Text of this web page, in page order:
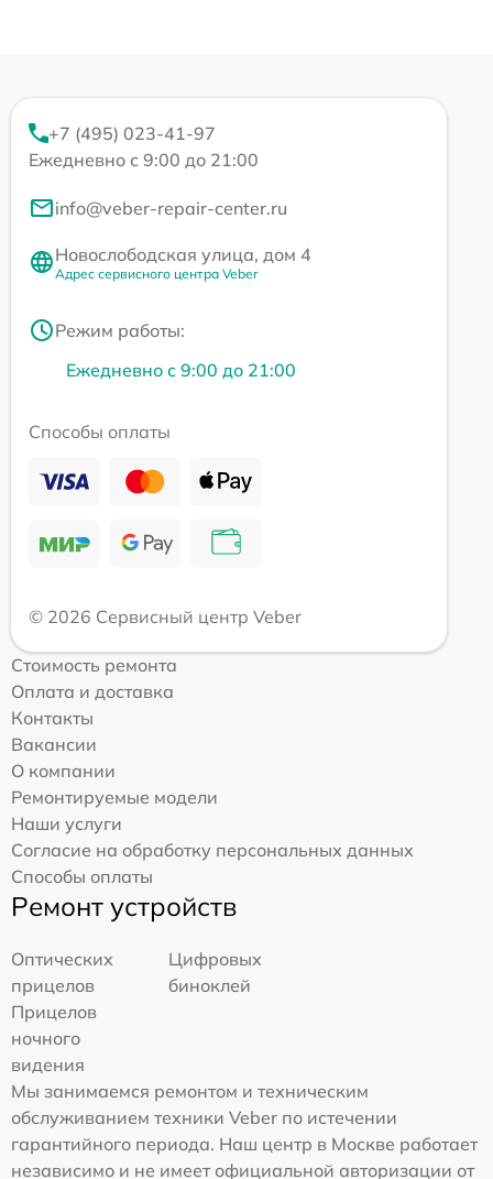
+7 (495) 023-41-97
Ежедневно с 9:00 до 21:00
info@veber-repair-center.ru
Новослободская улица, дом 4
Адрес сервисного центра Veber
Режим работы:
Ежедневно с 9:00 до 21:00
Способы оплаты
© 2026 Сервисный центр Veber
Стоимость ремонта
Оплата и доставка
Контакты
Вакансии
О компании
Ремонтируемые модели
Наши услуги
Согласие на обработку персональных данных
Способы оплаты
Ремонт устройств
Оптических
прицелов
Цифровых
биноклей
Прицелов
ночного
видения
Мы занимаемся ремонтом и техническим
обслуживанием техники Veber по истечении
гарантийного периода. Наш центр в Москве работает
независимо и не имеет официальной авторизации от